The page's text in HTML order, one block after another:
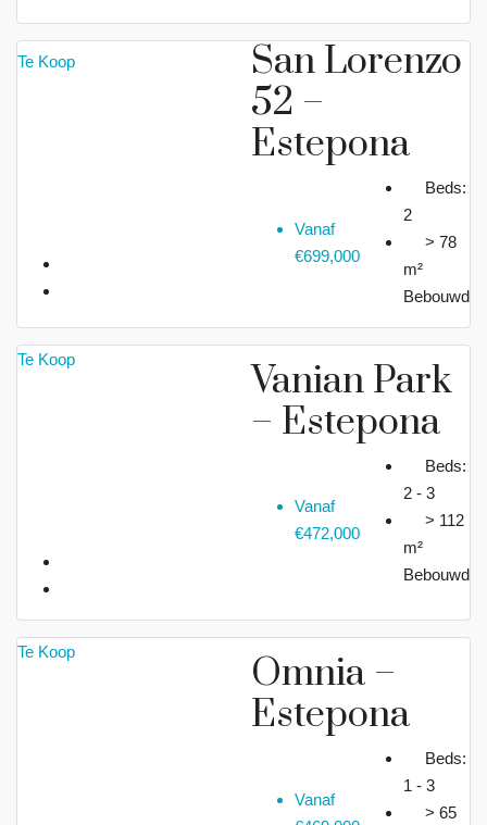
Te Koop
San Lorenzo
52 –
Estepona
Vanaf
€699,000
Beds:
2
> 78
m²
Bebouwd
Te Koop
Vanian Park
– Estepona
Vanaf
€472,000
Beds:
2 - 3
> 112
m²
Bebouwd
Te Koop
Omnia –
Estepona
Vanaf
Beds:
1 - 3
> 65